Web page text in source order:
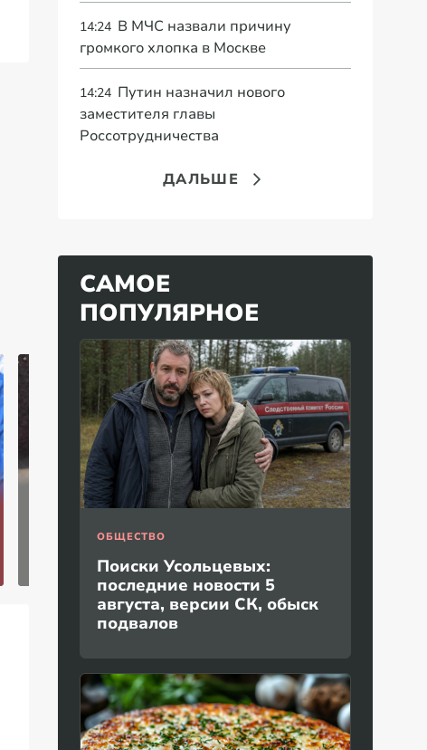
Пенсионерам 1951
—1971 года
рождения
рассказали о новой
«Это конец всего»:
Захарова
Юрмале
14:24 В МЧС назвали причину
громкого хлопка в Москве
14:24 Путин назначил нового
заместителя главы
Россотрудничества
ДАЛЬШЕ
САМОЕ
ПОПУЛЯРНОЕ
ОБЩЕСТВО
Поиски Усольцевых:
последние новости 5
августа, версии СК, обыск
подвалов